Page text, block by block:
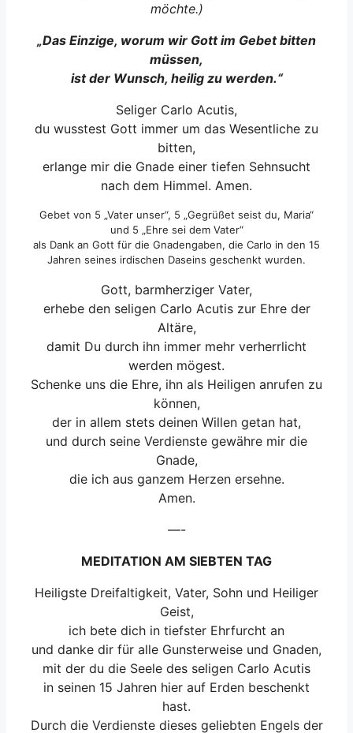
möchte.)
„Das Einzige, worum wir Gott im Gebet bitten
müssen,
ist der Wunsch, heilig zu werden.“
Seliger Carlo Acutis,
du wusstest Gott immer um das Wesentliche zu
bitten,
erlange mir die Gnade einer tiefen Sehnsucht
nach dem Himmel. Amen.
Gebet von 5 „Vater unser“, 5 „Gegrüßet seist du, Maria“
und 5 „Ehre sei dem Vater“
als Dank an Gott für die Gnadengaben, die Carlo in den 15
Jahren seines irdischen Daseins geschenkt wurden.
Gott, barmherziger Vater,
erhebe den seligen Carlo Acutis zur Ehre der
Altäre,
damit Du durch ihn immer mehr verherrlicht
werden mögest.
Schenke uns die Ehre, ihn als Heiligen anrufen zu
können,
der in allem stets deinen Willen getan hat,
und durch seine Verdienste gewähre mir die
Gnade,
die ich aus ganzem Herzen ersehne.
Amen.
—-
MEDITATION AM SIEBTEN TAG
Heiligste Dreifaltigkeit, Vater, Sohn und Heiliger
Geist,
ich bete dich in tiefster Ehrfurcht an
und danke dir für alle Gunsterweise und Gnaden,
mit der du die Seele des seligen Carlo Acutis
in seinen 15 Jahren hier auf Erden beschenkt
hast.
Durch die Verdienste dieses geliebten Engels der